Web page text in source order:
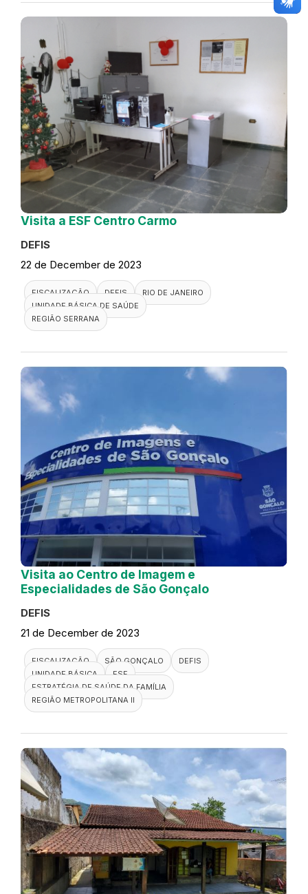
Visita a ESF Centro Carmo
DEFIS
22 de December de 2023
FISCALIZAÇÃO DEFIS
RIO DE JANEIRO
UNIDADE BÁSICA DE SAÚDE
REGIÃO SERRANA
Visita ao Centro de Imagem e
Especialidades de São Gonçalo
DEFIS
21 de December de 2023
FISCALIZAÇÃO SÃO GONÇALO
DEFIS
UNIDADE BÁSICA
ESF
ESTRATÉGIA DE SAÚDE DA FAMÍLIA
REGIÃO METROPOLITANA II